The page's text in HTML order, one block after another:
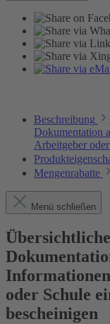
Beschreibung
Dokumentation
Arbeitgeber
Mengenrabatte
Menü schließen
oder Schule
bescheinigen